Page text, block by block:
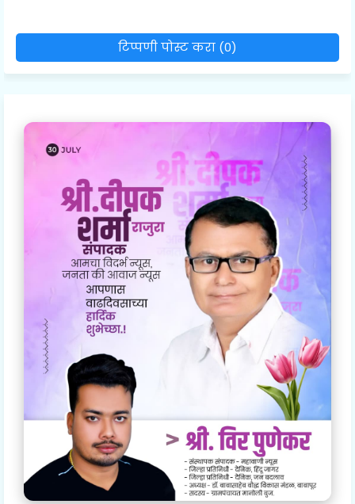
टिप्पणी पोस्ट करा (0)